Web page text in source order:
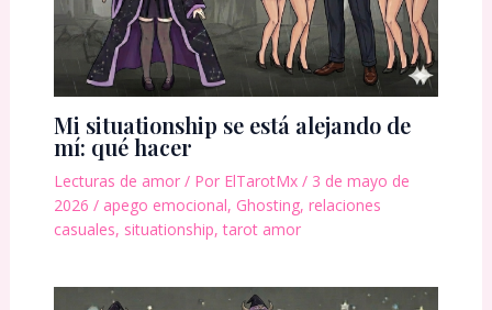
Mi situationship se está alejando de
mí: qué hacer
Lecturas de amor/ Por ElTarotMx / 3 de mayo de
2026 / apego emocional, Ghosting, relaciones
casuales, situationship,tarot amor